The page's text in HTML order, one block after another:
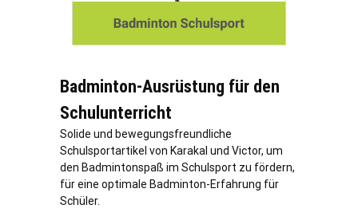
Badminton-Ausrüstung für den
Schulunterricht
Solide und bewegungsfreundliche
Schulsportartikel von Karakal und Victor, um
den Badmintonspaß im Schulsport zu fördern,
für eine optimale Badminton-Erfahrung für
Schüler.